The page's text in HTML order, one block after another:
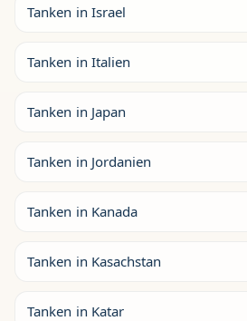
Tanken in Israel
Tanken in Italien
Tanken in Japan
Tanken in Jordanien
Tanken in Kanada
Tanken in Kasachstan
Tanken in Katar